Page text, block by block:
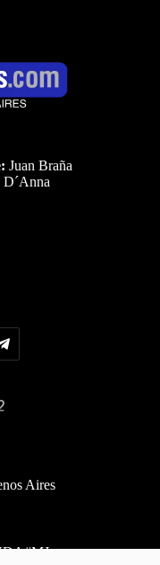
Juan Braña
Aires